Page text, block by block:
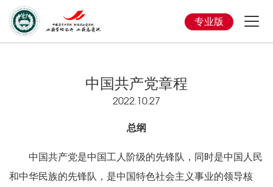
专业版
中国共产党章程
2022.10.27
总纲
中国共产党是中国工人阶级的先锋队，同时是中国人民
和中华民族的先锋队，是中国特色社会主义事业的领导核